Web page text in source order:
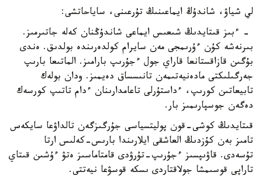
لي شياۋ، شاندۇڭ ايماعىنىڭ تۇرعىنى، ساياحاتشى:
- ءبىز قىتايدىڭ شىعىس ايماعى شاندۇڭنان كەلە جاتىرمىز.
بىرنەشە كۇن ءۇرىمجى مەن سايرام كولدەرىندە بولدىق. ەندى
بۇگىن قازاقستانعا قاراي جول ءجۇرىپ بارامىز. الماتىعا بارىپ
جەرگىلىكتى مادەنيەتىمەن تانىسساق دەيمىز. ودان بولەك
تابيعاتىن كورىپ، ءداستۇرلى تاعامدارىنان ءدام تاتىپ كورسەك
دەگەن جوسپارىمىز بار.
قىتايدىڭ كوشى-قون پوليتسياسى جۇرگىزگەن تالداۋعا سايكەس
تامىز بەن كۇزدىڭ العاشقى ايلارىندا بارىس-كەلىس ارتا
تۇسەدى. قاۋىپسىز ءجۇرىپ-تۇرۋدى قامتاماسىز ەتۋ ءۇشىن قىتاي
تاراپى قوسىمشا جولاقتاردى ىسكە قوسۋعا نيەتتى.